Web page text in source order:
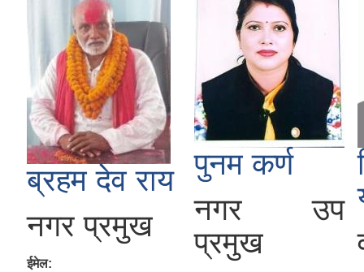
ब्रहम देव राय
नगर प्रमुख
ईमेल:
पुनम कर्ण
नगर उप
प्रमुख